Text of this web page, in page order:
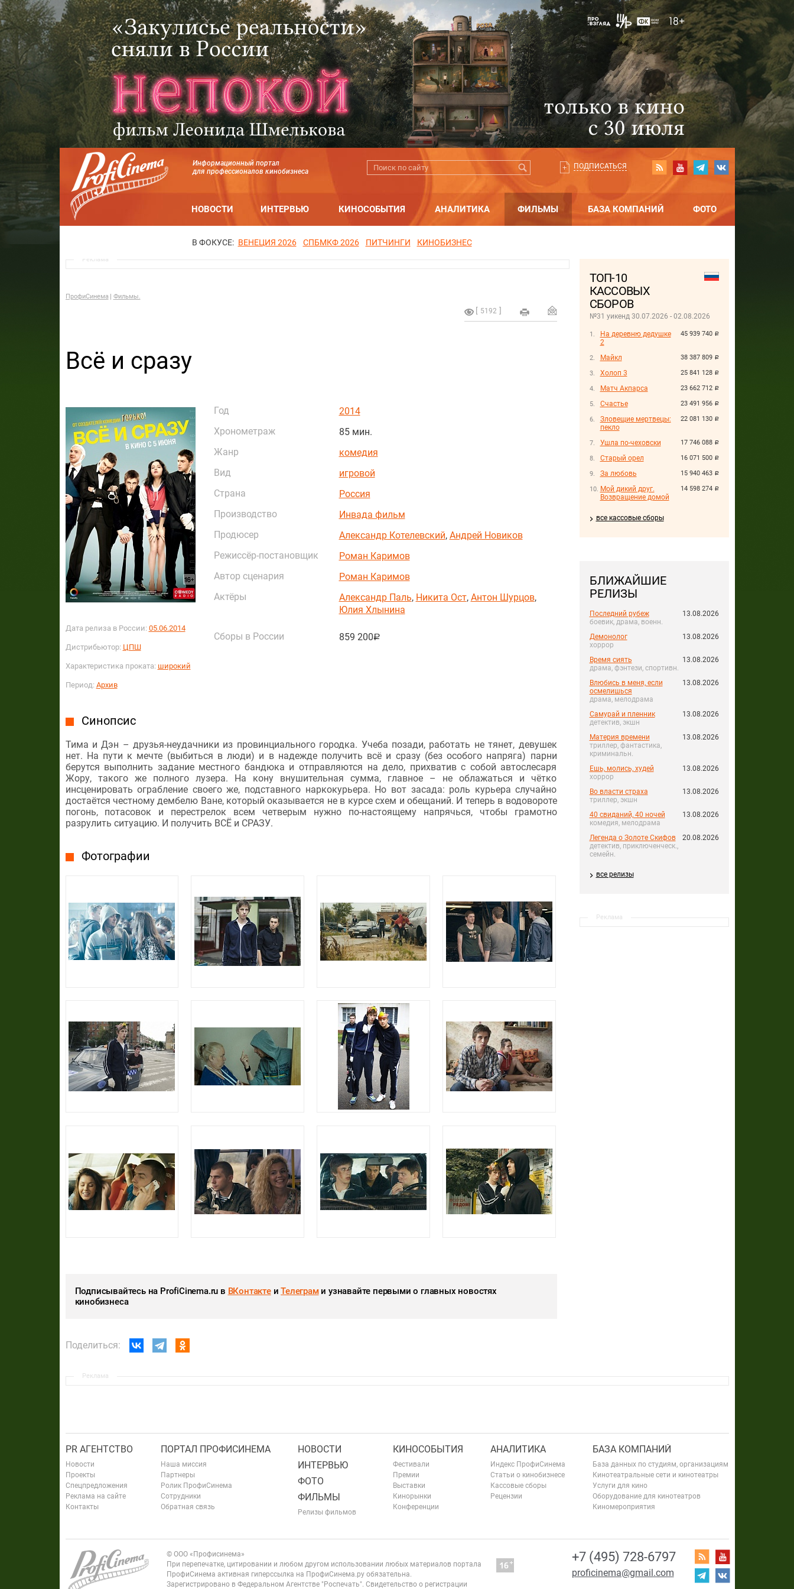
Информационный портал
для профессионалов кинобизнеса
ПОДПИСАТЬСЯ
НОВОСТИ ИНТЕРВЬЮ КИНОСОБЫТИЯ АНАЛИТИКА ФИЛЬМЫ БАЗА КОМПАНИЙ ФОТО
В ФОКУСЕ: ВЕНЕЦИЯ 2026 СПБМКФ 2026 ПИТЧИНГИ КИНОБИЗНЕС
ТОП-10
КАССОВЫХ
СБОРОВ
№31 уикенд 30.07.2026 - 02.08.2026
45 939 740 руб.
На деревню дедушке
2
38 387 809 руб.
Майкл
25 841 128 руб.
Холоп 3
23 662 712 руб.
Матч Акпарса
23 491 956 руб.
Счастье
22 081 130 руб.
Зловещие мертвецы:
пекло
17 746 088 руб.
Ушла по-чеховски
16 071 500 руб.
Старый орел
15 940 463 руб.
За любовь
14 598 274 руб.
Мой дикий друг.
Возвращение домой
все кассовые сборы
БЛИЖАЙШИЕ
РЕЛИЗЫ
Последний рубеж
боевик, драма, военн.
13.08.2026
Демонолог
хоррор
13.08.2026
Время сиять
драма, фэнтези, спортивн.
13.08.2026
Влюбись в меня, если
осмелишься
драма, мелодрама
13.08.2026
Самурай и пленник
детектив, экшн
13.08.2026
Материя времени
триллер, фантастика,
криминальн.
13.08.2026
Ешь, молись, худей
хоррор
13.08.2026
Во власти страха
триллер, экшн
13.08.2026
40 свиданий, 40 ночей
комедия, мелодрама
13.08.2026
Легенда о Золоте Скифов
детектив, приключенческ.,
семейн.
20.08.2026
все релизы
Реклама
Реклама
ПрофиСинема Фильмы.
5192
Всё и сразу
Дата релиза в России: 05.06.2014
Дистрибьютор: ЦПШ
Характеристика проката: широкий
Период: Архив
Год
2014
Хронометраж
85 мин.
Жанр
комедия
Вид
игровой
Страна
Россия
Производство
Инвада фильм
Продюсер
Александр Котелевский, Андрей Новиков
Режиссёр-постановщик
Роман Каримов
Автор сценария
Роман Каримов
Актёры
Александр Паль, Никита Ост, Антон Шурцов,
Юлия Хлынина
Сборы в России 859 200руб.
Синопсис
Тима и Дэн – друзья-неудачники из провинциального городка. Учеба позади, работать не тянет, девушек
нет. На пути к мечте (выбиться в люди) и в надежде получить всё и сразу (без особого напряга) парни
берутся выполнить задание местного бандюка и отправляются на дело, прихватив с собой автослесаря
Жору, такого же полного лузера. На кону внушительная сумма, главное – не облажаться и чётко
инсценировать ограбление своего же, подставного наркокурьера. Но вот засада: роль курьера случайно
достаётся честному дембелю Ване, который оказывается не в курсе схем и обещаний. И теперь в водовороте
погонь, потасовок и перестрелок всем четверым нужно по-настоящему напрячься, чтобы грамотно
разрулить ситуацию. И получить ВСЁ и СРАЗУ.
Фотографии
Подписывайтесь на ProfiCinema.ru в ВКонтактеиТелеграми узнавайте первыми о главных новостях
кинобизнеса
Поделиться:
Реклама
PR АГЕНТСТВО
Новости
Проекты
Спецпредложения
Реклама на сайте
Контакты
ПОРТАЛ ПРОФИСИНЕМА
Наша миссия
Партнеры
Ролик ПрофиСинема
Сотрудники
Обратная связь
НОВОСТИ
ИНТЕРВЬЮ
ФОТО
ФИЛЬМЫ
Релизы фильмов
КИНОСОБЫТИЯ
Фестивали
Премии
Выставки
Кинорынки
Конференции
АНАЛИТИКА
Индекс ПрофиСинема
Статьи о кинобизнесе
Кассовые сборы
Рецензии
БАЗА КОМПАНИЙ
База данных по студиям, организациям
Кинотеатральные сети и кинотеатры
Услуги для кино
Оборудование для кинотеатров
Киномероприятия
+7 (495) 728-6797
proficinema@gmail.com
© ООО «Профисинема»
При перепечатке, цитировании и любом другом использовании любых материалов портала
ПрофиСинема активная гиперссылка на ПрофиСинема.ру обязательна.
Зарегистрировано в Федеральном Агентстве "Роспечать". Свидетельство о регистрации